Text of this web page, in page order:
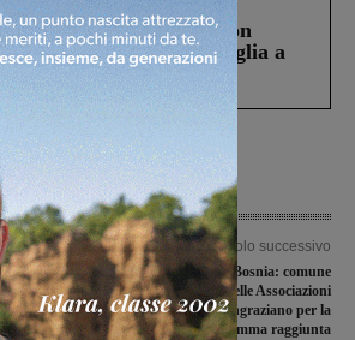
una struttura di Castiglion
che aveva ucciso la figlia a
a porte
San
Articolo successivo
Cena benefica per la Bosnia: comune
di Bucine e Forum delle Associazioni
del Valdarno ringraziano per la
somma raggiunta